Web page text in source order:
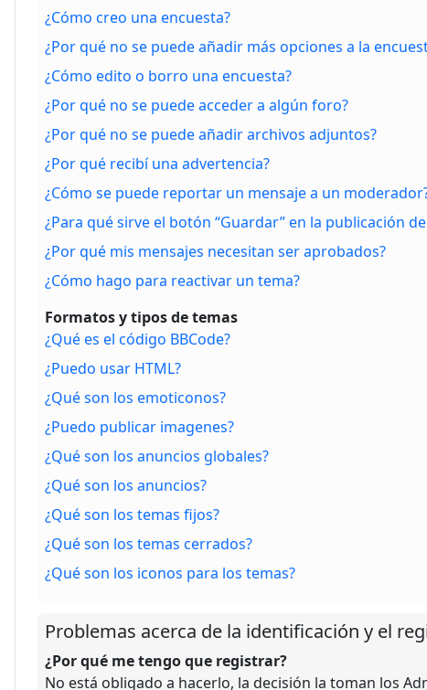
¿Cómo creo una encuesta?
¿Por qué no se puede añadir más opciones a la
¿Cómo edito o borro una encuesta?
¿Por qué no se puede acceder a algún foro?
¿Por qué no se puede añadir archivos adjuntos?
¿Por qué recibí una advertencia?
¿Cómo se puede reportar un mensaje a un
¿Para qué sirve el botón “Guardar” en la publicación
¿Por qué mis mensajes necesitan ser aprobados?
¿Cómo hago para reactivar un tema?
Formatos y tipos de temas
¿Qué es el código BBCode?
¿Puedo usar HTML?
¿Qué son los emoticonos?
¿Puedo publicar imagenes?
¿Qué son los anuncios globales?
¿Qué son los anuncios?
¿Qué son los temas fijos?
¿Qué son los temas cerrados?
¿Qué son los iconos para los temas?
Problemas acerca de la identificación y el
¿Por qué me tengo que registrar?
No está obligado a hacerlo, la decisión la toman los